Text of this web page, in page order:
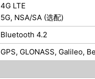
4G LTE
5G, NSA/SA (选配)
Bluetooth 4.2
GPS, GLONASS, Galileo,